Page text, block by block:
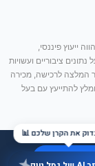
ייעוץ פיננסי,
ציבוריים ועשויות
המלצה לרכישה, מכירה
להתייעץ עם בעל
בחינם
את הקרן שלכם 📊